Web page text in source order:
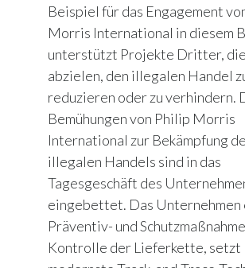
Beispiel für das Engagement
Morris International in diesem
unterstützt Projekte Dritter,
abzielen, den illegalen Handel
reduzieren oder zu verhindern.
Bemühungen von Philip Morris
International zur Bekämpfung
illegalen Handels sind in das
Tagesgeschäft des
eingebettet. Das
Präventiv- und
Kontrolle der Lieferkette, setzt